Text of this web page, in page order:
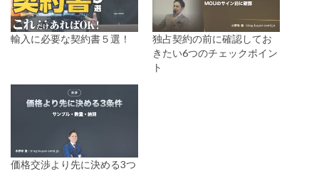
輸入に必要な契約書５選！
独占契約の前に確認してお
きたい6つのチェックポイン
ト
価格交渉より先に決める3つ